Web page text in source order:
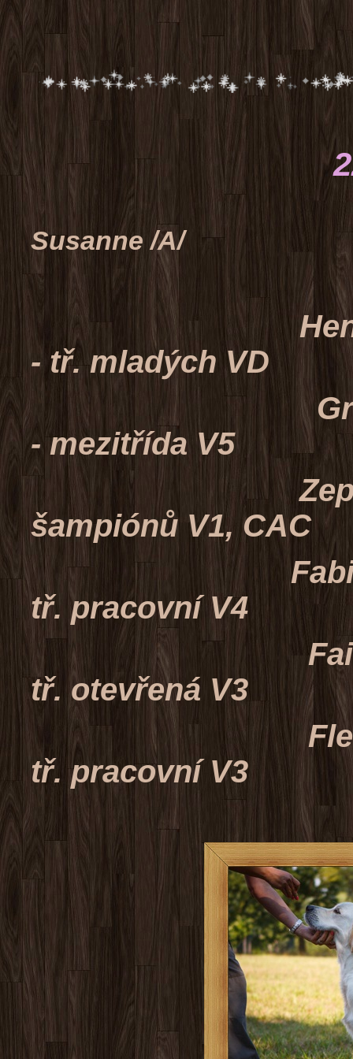
22.8.2015
Susanne /A/
Henrick z
- tř. mladých VD
Grimm z
- mezitřída V5
Zephyr
šampiónů V1, CAC
Fabio Junior
tř. pracovní V4
Faith z
tř. otevřená V3
Fleur z
tř. pracovní V3